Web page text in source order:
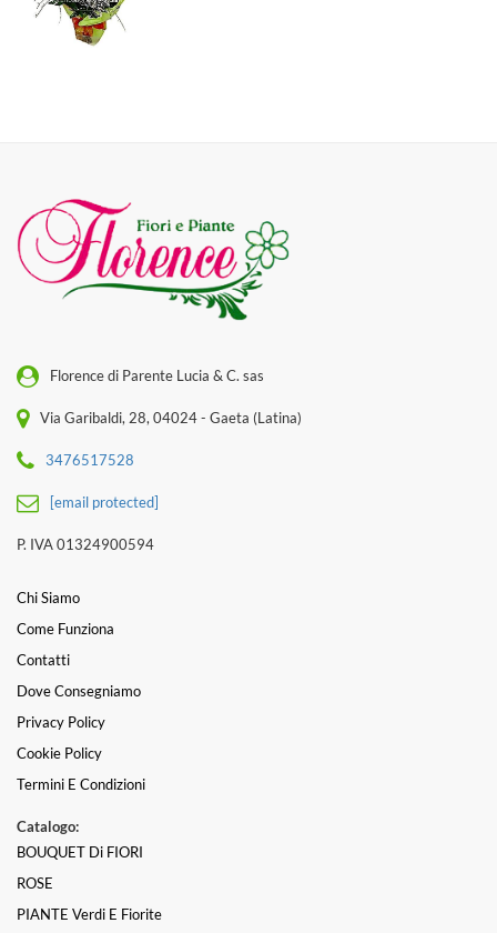
Florence di Parente Lucia & C. sas
Via Garibaldi, 28, 04024 - Gaeta (Latina)
3476517528
[email protected]
P. IVA 01324900594
Chi Siamo
Come Funziona
Contatti
Dove Consegniamo
Privacy Policy
Cookie Policy
Termini E Condizioni
Catalogo:
BOUQUET Di FIORI
ROSE
PIANTE Verdi E Fiorite